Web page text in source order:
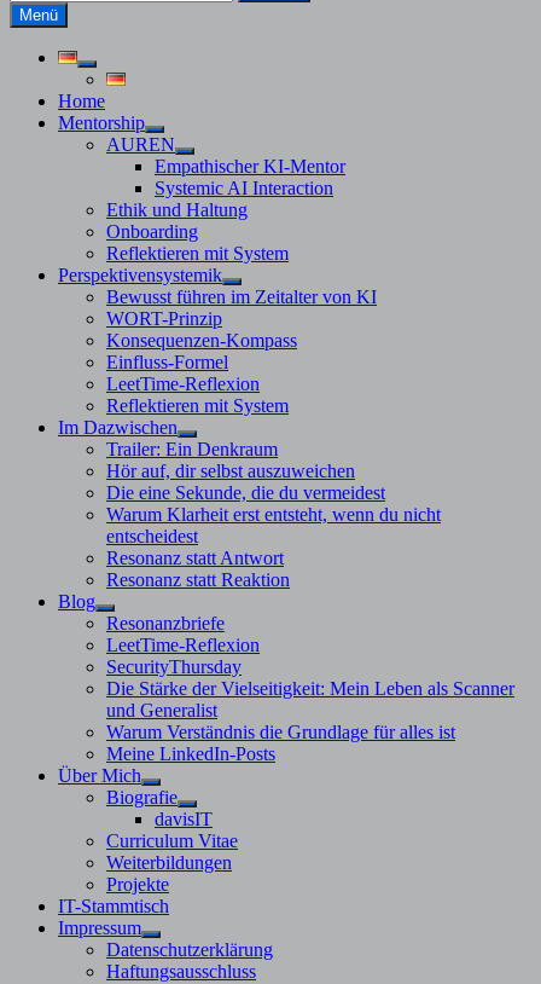
nach:
Menü
Untermenü
anzeigen
Home
Mentorship
Untermenü
anzeigen
AUREN
Untermenü
anzeigen
Empathischer KI-Mentor
Systemic AI Interaction
Ethik und Haltung
Onboarding
Reflektieren mit System
Perspektivensystemik
Untermenü
anzeigen
Bewusst führen im Zeitalter von KI
WORT-Prinzip
Konsequenzen-Kompass
Einfluss-Formel
LeetTime-Reflexion
Reflektieren mit System
Im Dazwischen
Untermenü
anzeigen
Trailer: Ein Denkraum
Hör auf, dir selbst auszuweichen
Die eine Sekunde, die du vermeidest
Warum Klarheit erst entsteht, wenn du nicht
entscheidest
Resonanz statt Antwort
Resonanz statt Reaktion
Blog
Untermenü
anzeigen
Resonanzbriefe
LeetTime-Reflexion
SecurityThursday
Die Stärke der Vielseitigkeit: Mein Leben als Scanner
und Generalist
Warum Verständnis die Grundlage für alles ist
Meine LinkedIn-Posts
Über Mich
Untermenü
anzeigen
Biografie
Untermenü
anzeigen
davisIT
Curriculum Vitae
Weiterbildungen
Projekte
IT-Stammtisch
Impressum
Untermenü
anzeigen
Datenschutzerklärung
Haftungsausschluss